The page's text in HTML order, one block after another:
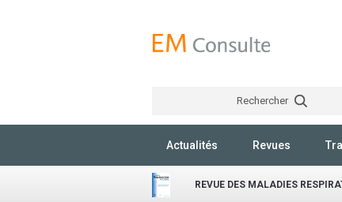
Rechercher
Actualités Revues
REVUE DES MALADIES